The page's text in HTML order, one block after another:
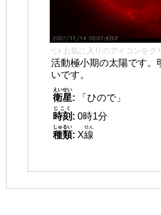
👈 お気に入りのアイコンをク
活動極小期の太陽です。
いです。
衛星
えいせい
:
「ひので」
時刻
じこく
: 0時1分
種類
しゅるい
: X線
せん